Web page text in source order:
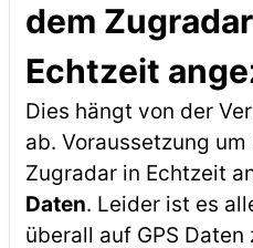
dem
Echtzeit
Dies hängt von der
ab. Voraussetzung
Zugradar in Echtzeit
Daten. Leider ist es
überall auf GPS